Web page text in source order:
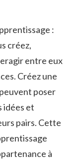
:⁤
créez,
entre eux
Créez une
poser
idées et
pairs. Cette
à